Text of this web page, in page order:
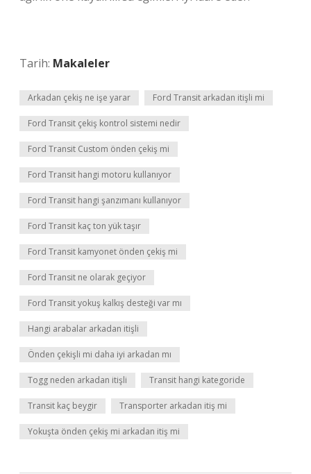
Tarih: Makaleler
Arkadan çekiş ne işe yarar Ford Transit arkadan itişli mi
Ford Transit çekiş kontrol sistemi nedir
Ford Transit Custom önden çekiş mi
Ford Transit hangi motoru kullanıyor
Ford Transit hangi şanzımanı kullanıyor
Ford Transit kaç ton yük taşır
Ford Transit kamyonet önden çekiş mi
Ford Transit ne olarak geçiyor
Ford Transit yokuş kalkış desteği var mı
Hangi arabalar arkadan itişli
Önden çekişli mi daha iyi arkadan mı
Togg neden arkadan itişli Transit hangi kategoride
Transit kaç beygir Transporter arkadan itiş mi
Yokuşta önden çekiş mi arkadan itiş mi